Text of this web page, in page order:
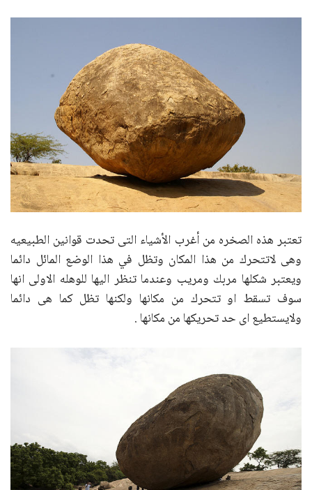
تعتبر هذه الصخره من أغرب الأشياء التى تحدت قوانين الطبيعيه
وهى لاتتحرك من هذا المكان وتظل في هذا الوضع المائل دائما
ويعتبر شكلها مربك ومريب وعندما تنظر اليها للوهله الاولى انها
سوف تسقط او تتحرك من مكانها ولكنها تظل كما هى دائما
ولايستطيع اى حد تحريكها من مكانها .